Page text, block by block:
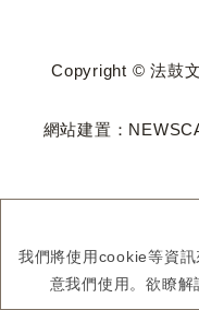
我們將使用cookie等資
意我們使用。欲瞭解
Copyright © 法鼓
網站建置：